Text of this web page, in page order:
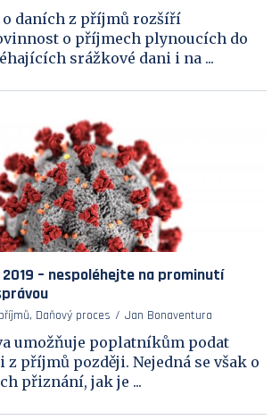
o daních z příjmů rozšíří
o příjmech plynoucích do
srážkové dani i na ...
– nespoléhejte na prominutí
Daňový proces Jan Bonaventura
umožňuje poplatníkům podat
příjmů později. Nejedná se však o
přiznání, jak je ...